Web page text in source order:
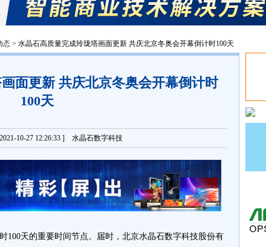
态 > 水晶石高质量完成玲珑塔画面更新 共庆北京冬奥会开幕倒计时100天
面更新 共庆北京冬奥会开幕倒计时
100天
10-27 12:26:33 ] 水晶石数字科技
100天的重要时间节点。届时，北京水晶石数字科技股份有